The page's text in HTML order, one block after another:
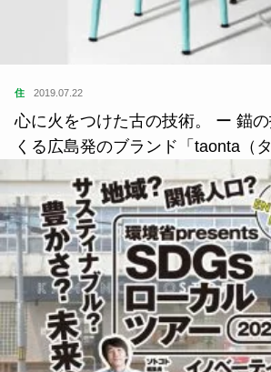
SDGs 2021.02.12
【満員御礼】3/9(火)秋田県秋田市